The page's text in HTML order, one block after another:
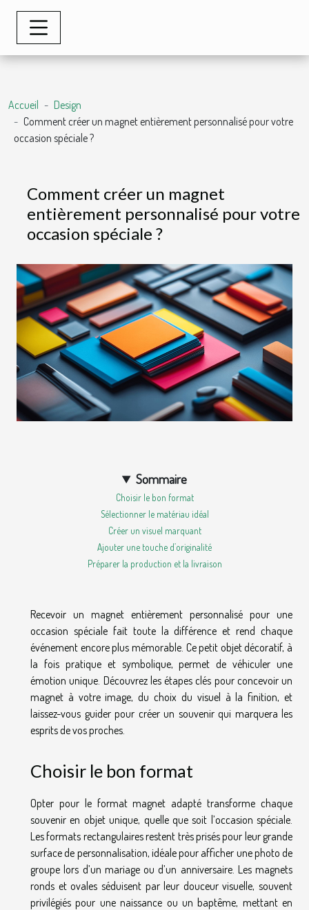
Accueil
Design
Comment créer un magnet entièrement personnalisé pour votre
occasion spéciale ?
Comment créer un magnet
entièrement personnalisé pour votre
occasion spéciale ?
Sommaire
Choisir le bon format
Sélectionner le matériau idéal
Créer un visuel marquant
Ajouter une touche d’originalité
Préparer la production et la livraison
Recevoir un magnet entièrement personnalisé pour une
occasion spéciale fait toute la différence et rend chaque
événement encore plus mémorable. Ce petit objet décoratif, à
la fois pratique et symbolique, permet de véhiculer une
émotion unique. Découvrez les étapes clés pour concevoir un
magnet à votre image, du choix du visuel à la finition, et
laissez-vous guider pour créer un souvenir qui marquera les
esprits de vos proches.
Choisir le bon format
Opter pour le format magnet adapté transforme chaque
souvenir en objet unique, quelle que soit l’occasion spéciale.
Les formats rectangulaires restent très prisés pour leur grande
surface de personnalisation, idéale pour afficher une photo de
groupe lors d’un mariage ou d’un anniversaire. Les magnets
ronds et ovales séduisent par leur douceur visuelle, souvent
privilégiés pour une naissance ou un baptême, mettant en